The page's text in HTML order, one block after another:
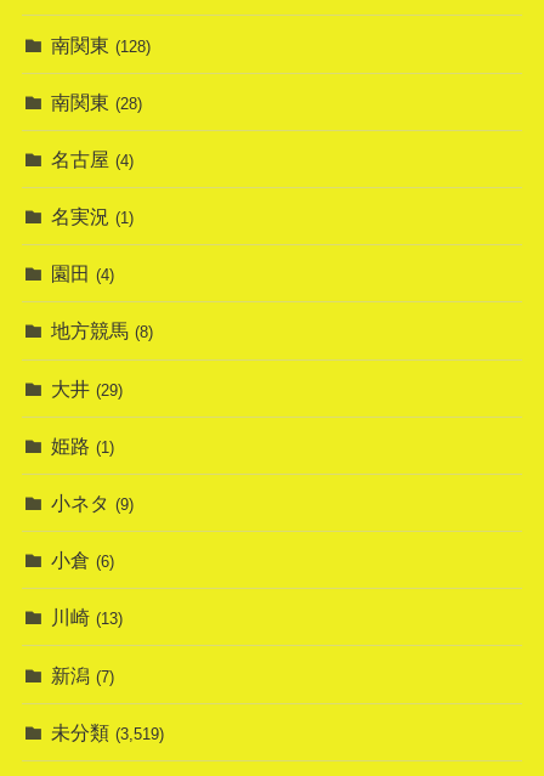
南関東 (128)
南関東 (28)
名古屋 (4)
名実況 (1)
園田 (4)
地方競馬 (8)
大井 (29)
姫路 (1)
小ネタ (9)
小倉 (6)
川崎 (13)
新潟 (7)
未分類 (3,519)